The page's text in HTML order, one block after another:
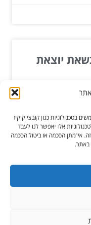
בטכנולוגיות כגון קובצי קוקיז
אלו יאפשר לנו לעבד
אי־מתן הסכמה או ביטול הסכמה
באתר.
יוצאת
תהיה להסתגר
מקלקן